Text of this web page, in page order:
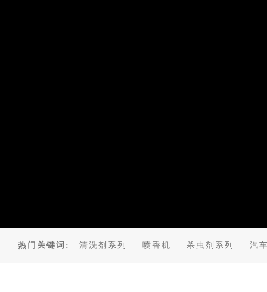
热门关键词: 清洗剂系列 喷香机 杀虫剂系列 汽